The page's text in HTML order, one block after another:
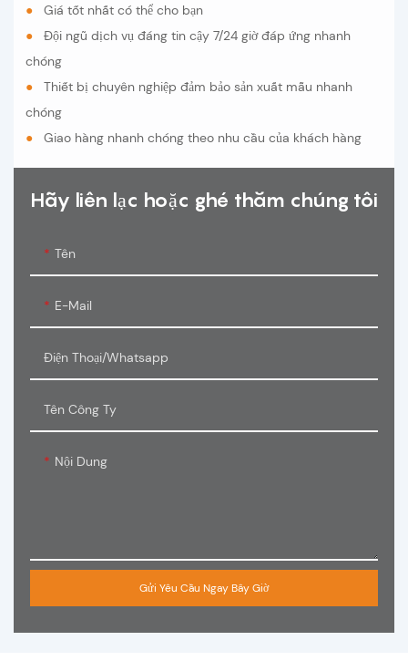
●
Giá tốt nhất có thể cho bạn
●
Đội ngũ dịch vụ đáng tin cậy 7/24 giờ đáp ứng nhanh
chóng
●
Thiết bị chuyên nghiệp đảm bảo sản xuất mẫu nhanh
chóng
●
Giao hàng nhanh chóng theo nhu cầu của khách hàng
Hãy liên lạc hoặc ghé thăm chúng tôi
Tên
E-Mail
Điện Thoại/Whatsapp
Tên Công Ty
Nội Dung
Gửi Yêu Cầu Ngay Bây Giờ